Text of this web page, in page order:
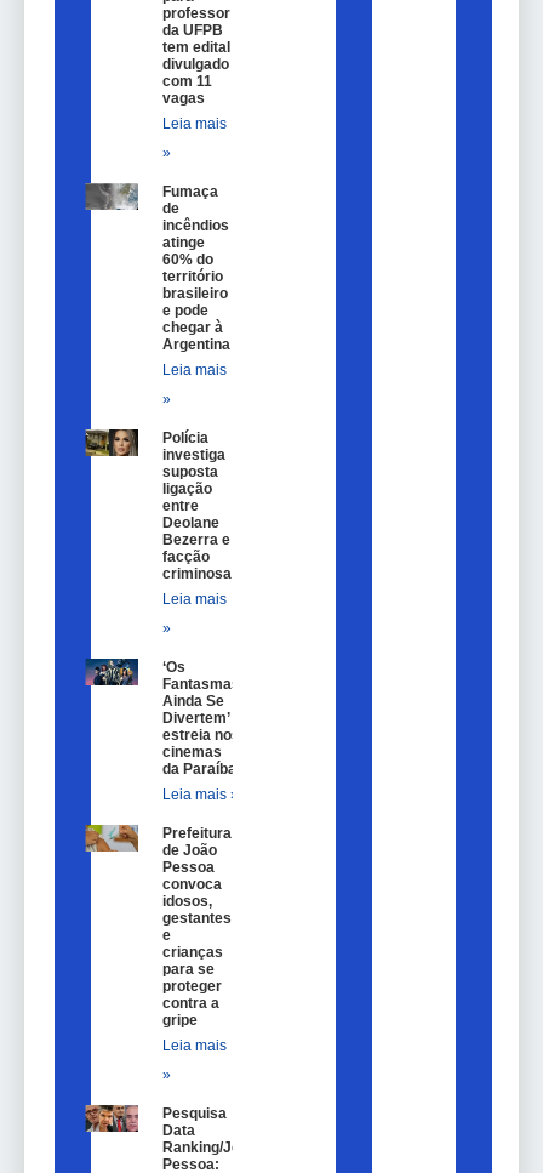
professor
da UFPB
tem edital
divulgado
com 11
vagas
Leia mais
»
Fumaça
de
incêndios
atinge
60% do
território
brasileiro
e pode
chegar à
Argentina
Leia mais
»
Polícia
investiga
suposta
ligação
entre
Deolane
Bezerra e
facção
criminosa
Leia mais
»
‘Os
Fantasmas
Ainda Se
Divertem’
estreia nos
cinemas
da Paraíba
Leia mais »
Prefeitura
de João
Pessoa
convoca
idosos,
gestantes
e
crianças
para se
proteger
contra a
gripe
Leia mais
»
Pesquisa
Data
Ranking/João
Pessoa: